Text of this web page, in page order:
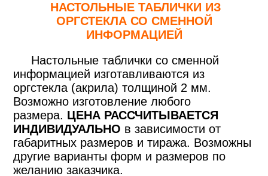
НАСТОЛЬНЫЕ ТАБЛИЧКИ ИЗ
ОРГСТЕКЛА СО СМЕННОЙ
ИНФОРМАЦИЕЙ
Настольные таблички со сменной
информацией изготавливаются из
оргстекла (акрила) толщиной 2 мм.
Возможно изготовление любого
размера. ЦЕНА РАССЧИТЫВАЕТСЯ
ИНДИВИДУАЛЬНО в зависимости от
габаритных размеров и тиража. Возможны
другие варианты форм и размеров по
желанию заказчика.